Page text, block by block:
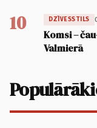
10 DZĪVESSTILS
Komsi –
Valmierā